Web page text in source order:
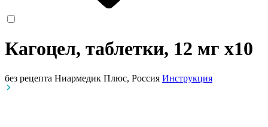
Кагоцел, таблетки, 12 мг x10
без рецепта Ниармедик Плюс, Россия Инструкция